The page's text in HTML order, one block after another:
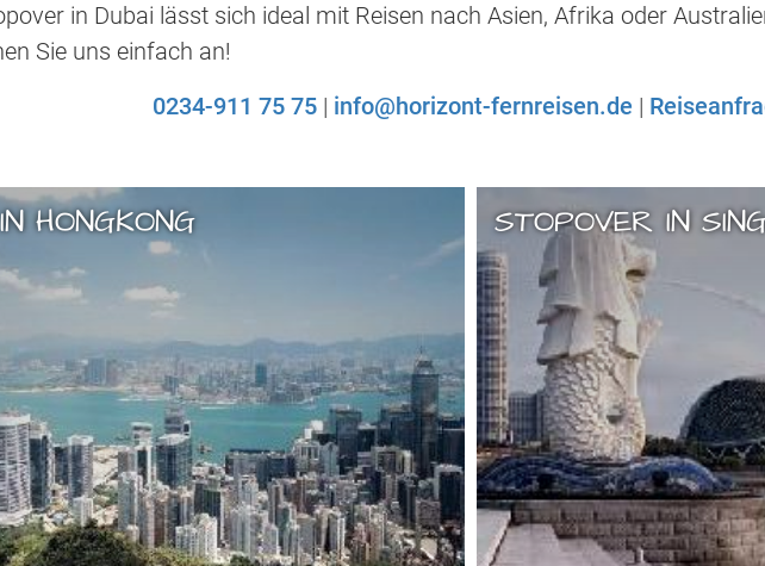
in Dubai lässt sich ideal mit Reisen nach Asien, Afrika oder
Sie uns einfach an!
0234-911 75 75| info@horizont-fernreisen.de |
HONGKONG STOPOVER IN